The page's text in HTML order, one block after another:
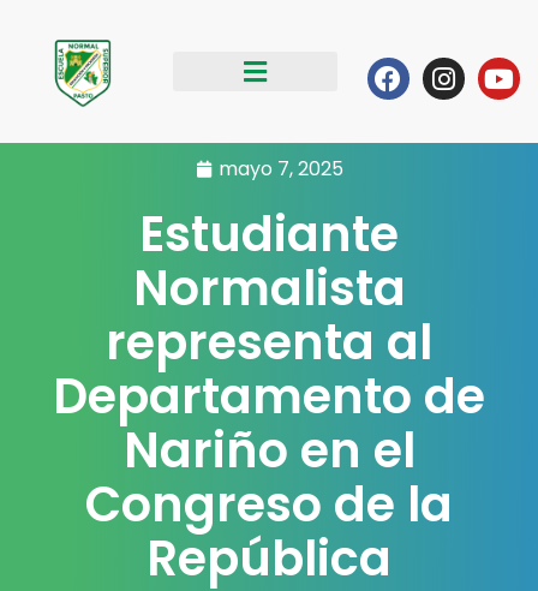
contenido
Facebook
mayo 7, 2025
Estudiante
Normalista
representa al
Departamento de
Nariño en el
Congreso de la
República